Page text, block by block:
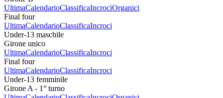
UltimaCalendarioClassificaIncrociOrganici
Final four
UltimaCalendarioClassificaIncroci
Under-13 maschile
Girone unico
UltimaCalendarioClassificaIncroci
Final four
UltimaCalendarioClassificaIncroci
Under-13 femminile
Girone A - 1° turno